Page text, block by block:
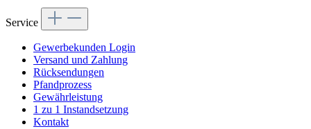
Service
Gewerbekunden Login
Versand und Zahlung
Rücksendungen
Pfandprozess
Gewährleistung
1 zu 1 Instandsetzung
Kontakt